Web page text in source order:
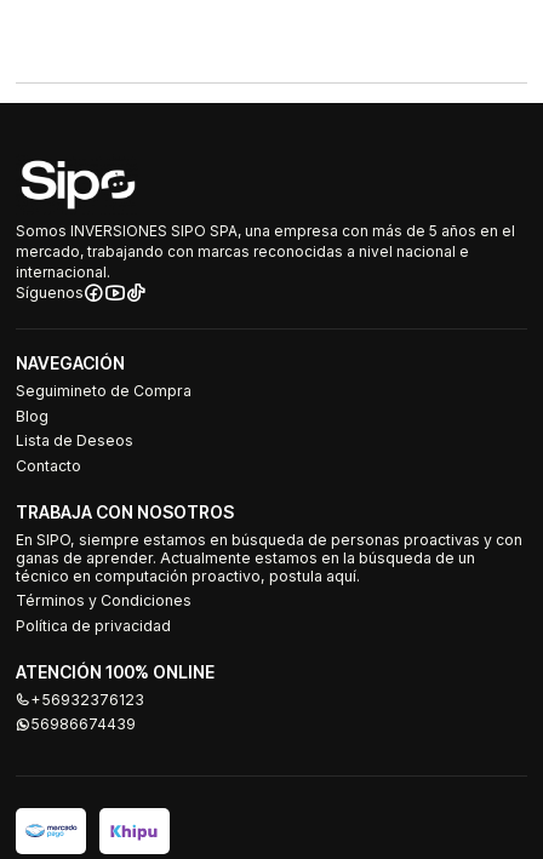
Somos INVERSIONES SIPO SPA, una empresa con más de 5 años en el
mercado, trabajando con marcas reconocidas a nivel nacional e
internacional.
Síguenos
NAVEGACIÓN
Seguimineto de Compra
Blog
Lista de Deseos
Contacto
TRABAJA CON NOSOTROS
En SIPO, siempre estamos en búsqueda de personas proactivas y con
ganas de aprender. Actualmente estamos en la búsqueda de un
técnico en computación proactivo, postula aquí.
Términos y Condiciones
Política de privacidad
ATENCIÓN 100% ONLINE
+56932376123
56986674439